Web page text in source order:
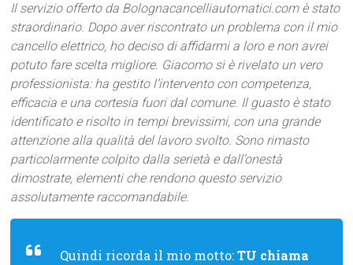
Il servizio offerto da Bolognacancelliautomatici.com è stato
straordinario. Dopo aver riscontrato un problema con il mio
cancello elettrico, ho deciso di affidarmi a loro e non avrei
potuto fare scelta migliore. Giacomo si è rivelato un vero
professionista: ha gestito l’intervento con competenza,
efficacia e una cortesia fuori dal comune. Il guasto è stato
identificato e risolto in tempi brevissimi, con una grande
attenzione alla qualità del lavoro svolto. Sono rimasto
particolarmente colpito dalla serietà e dall’onestà
dimostrate, elementi che rendono questo servizio
assolutamente raccomandabile.
Quindi ricorda il mio motto:TU chiama